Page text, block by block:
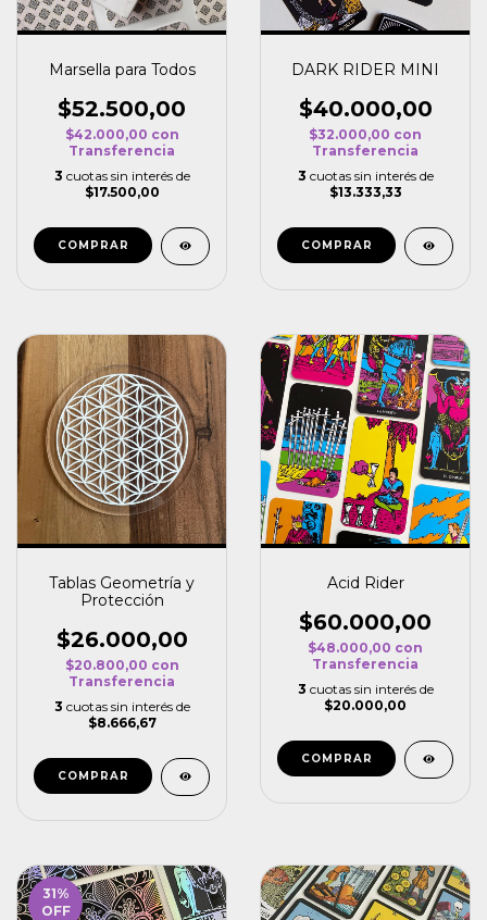
Marsella para Todos
$52.500,00
$42.000,00 con
Transferencia
3 cuotas sin interés de
$17.500,00
DARK RIDER MINI
$40.000,00
$32.000,00 con
Transferencia
3 cuotas sin interés de
$13.333,33
Tablas Geometría y
Protección
$26.000,00
$20.800,00 con
Transferencia
3 cuotas sin interés de
$8.666,67
COMPRAR
Acid Rider
$60.000,00
$48.000,00 con
Transferencia
3 cuotas sin interés de
$20.000,00
31%
OFF